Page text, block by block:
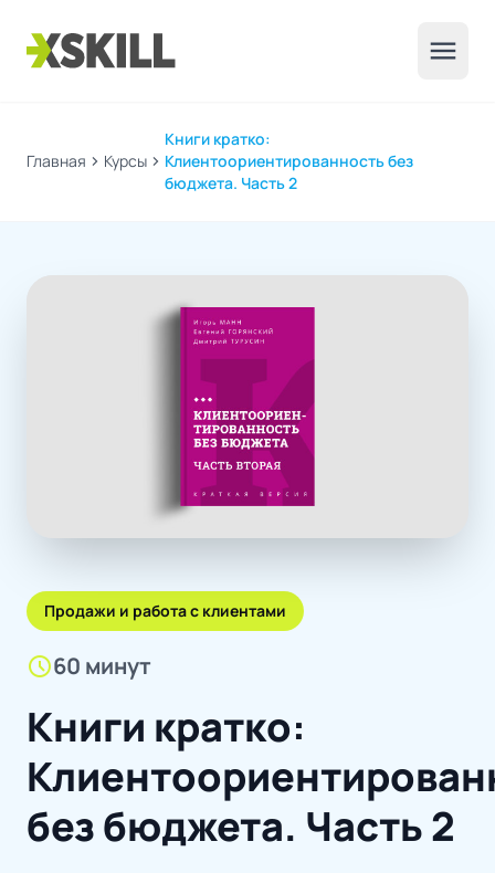
menu
Главная chevron_right Курсы chevron_right
Книги кратко:
Клиентоориентированность без
бюджета. Часть 2
Продажи и работа с клиентами
schedule60 минут
Книги кратко:
без бюджета. Часть 2